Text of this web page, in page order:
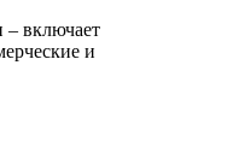
– включает
и